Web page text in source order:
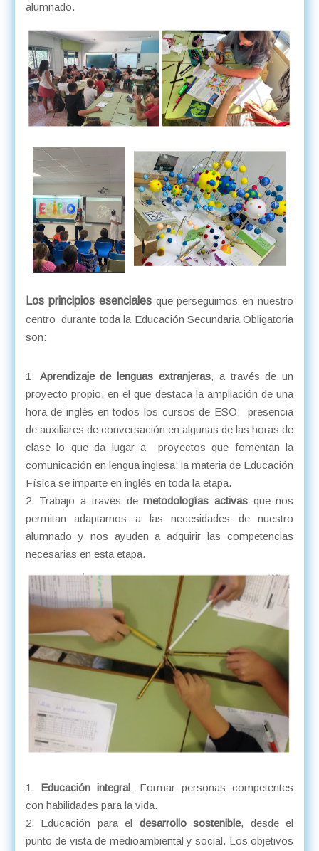
alumnado.
Los principios esencialesque perseguimos en nuestro
centro durante toda la Educación Secundaria Obligatoria
son:
Aprendizaje de lenguas extranjeras, a través de un
proyecto propio, en el que destaca la ampliación de una
hora de inglés en todos los cursos de ESO; presencia
de auxiliares de conversación en algunas de las horas de
clase lo que da lugar a proyectos que fomentan la
comunicación en lengua inglesa; la materia de Educación
Física se imparte en inglés en toda la etapa.
Trabajo a través demetodologías activasque nos
permitan adaptarnos a las necesidades de nuestro
alumnado y nos ayuden a adquirir las competencias
necesarias en esta etapa.
Educación integral. Formar personas competentes
con habilidades para la vida.
Educación para el desarrollo sostenible, desde el
punto de vista de medioambiental y social. Los objetivos